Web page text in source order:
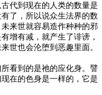
代到现在的人类的数量是
了，所以说众生法界的数
来世就容易造作种种的邪
增有减，就产生了诽谤，
世也会沦堕到恶趣里面。
看到的是祂的应化身。譬
在的色身是一样的，它是